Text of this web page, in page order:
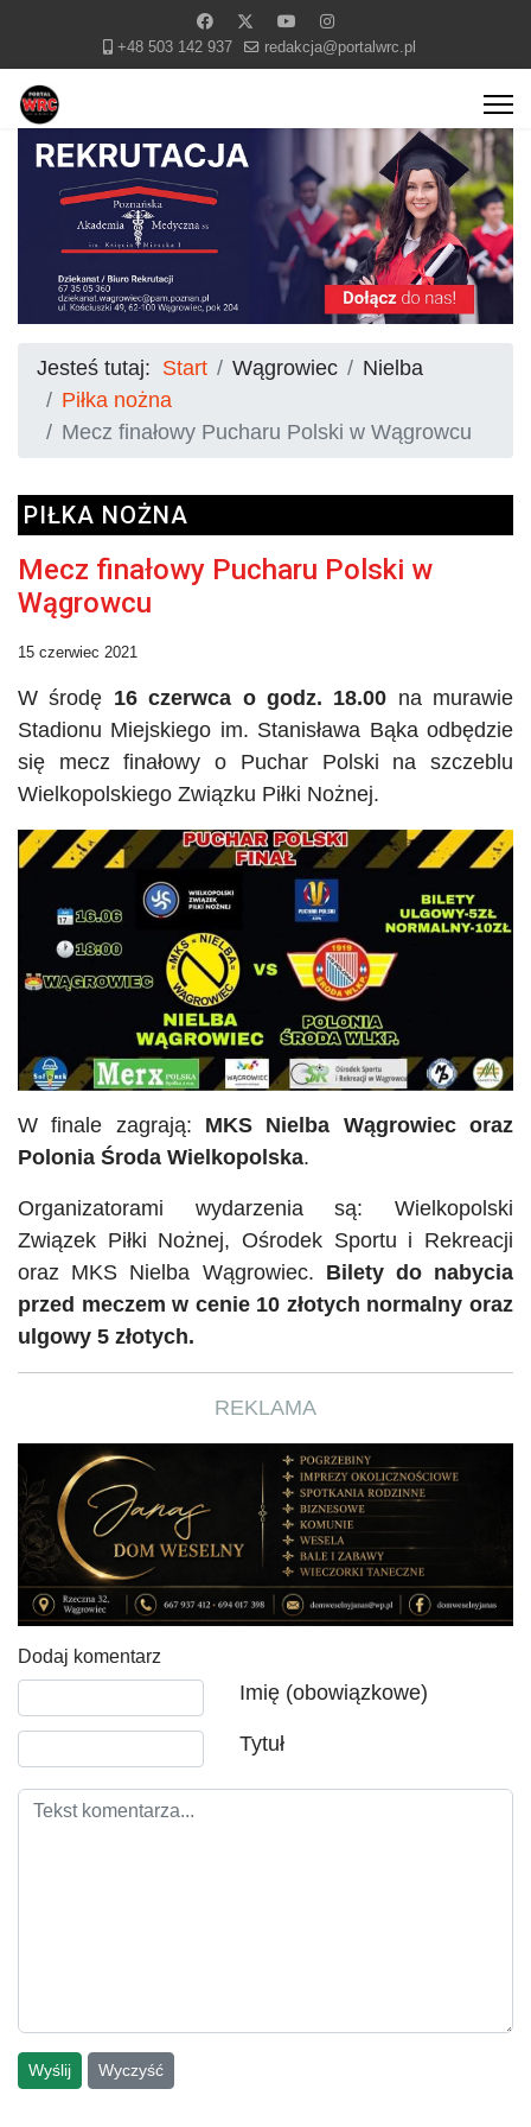
+48 503 142 937 redakcja@portalwrc.pl
Jesteś tutaj: Start Wągrowiec
Nielba
Piłka nożna
Mecz finałowy Pucharu Polski w Wągrowcu
PIŁKA NOŻNA
Mecz finałowy Pucharu Polski w
Wągrowcu
15 czerwiec 2021
W środę 16 czerwca o godz. 18.00 na murawie
Stadionu Miejskiego im. Stanisława Bąka odbędzie
się mecz finałowy o Puchar Polski na szczeblu
Wielkopolskiego Związku Piłki Nożnej.
W finale zagrają: MKS Nielba Wągrowiec oraz
Polonia Środa Wielkopolska.
Organizatorami wydarzenia są: Wielkopolski
Związek Piłki Nożnej, Ośrodek Sportu i Rekreacji
oraz MKS Nielba Wągrowiec. Bilety do nabycia
przed meczem w cenie 10 złotych normalny oraz
ulgowy 5 złotych.
REKLAMA
Dodaj komentarz
Imię (obowiązkowe)
Tytuł
Wyślij Wyczyść